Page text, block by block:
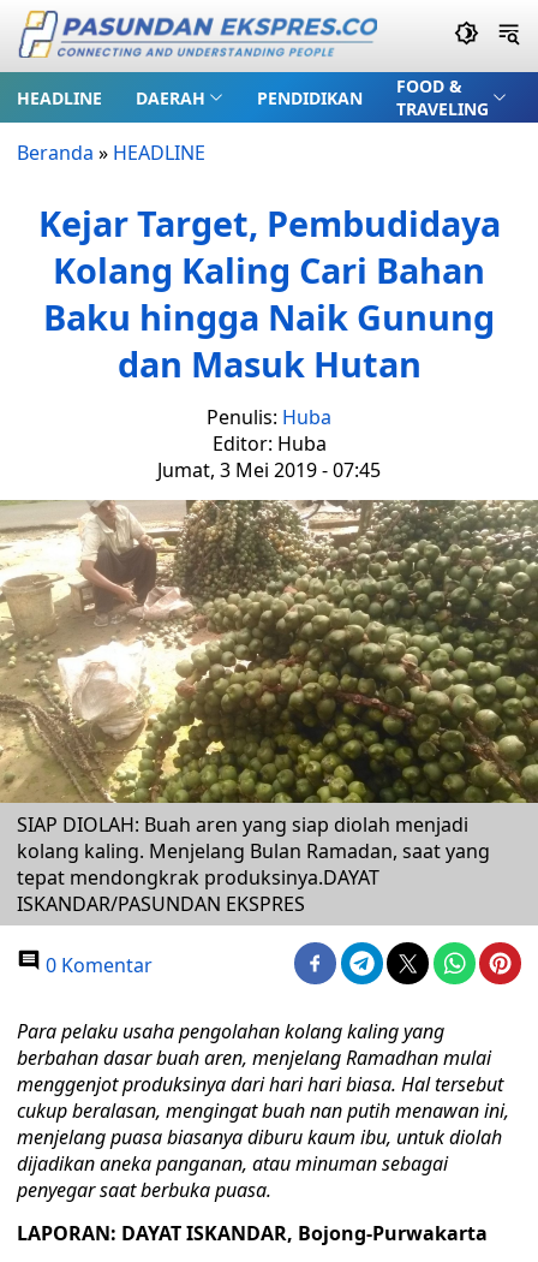
HEADLINE DAERAH PENDIDIKAN
FOOD &
TRAVELING
Beranda » HEADLINE
Kejar Target, Pembudidaya
Kolang Kaling Cari Bahan
Baku hingga Naik Gunung
dan Masuk Hutan
Penulis: Huba
Editor: Huba
Jumat, 3 Mei 2019 - 07:45
SIAP DIOLAH: Buah aren yang siap diolah menjadi
kolang kaling. Menjelang Bulan Ramadan, saat yang
tepat mendongkrak produksinya.DAYAT
ISKANDAR/PASUNDAN EKSPRES
0 Komentar
Para pelaku usaha pengolahan kolang kaling yang
berbahan dasar buah aren, menjelang Ramadhan mulai
menggenjot produksinya dari hari hari biasa. Hal tersebut
cukup beralasan, mengingat buah nan putih menawan ini,
menjelang puasa biasanya diburu kaum ibu, untuk diolah
dijadikan aneka panganan, atau minuman sebagai
penyegar saat berbuka puasa.
LAPORAN: DAYAT ISKANDAR, Bojong-Purwakarta